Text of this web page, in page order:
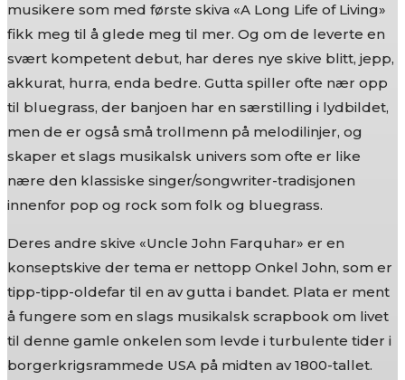
musikere som med første skiva «A Long Life of Living»
fikk meg til å glede meg til mer. Og om de leverte en
svært kompetent debut, har deres nye skive blitt, jepp,
akkurat, hurra, enda bedre. Gutta spiller ofte nær opp
til bluegrass, der banjoen har en særstilling i lydbildet,
men de er også små trollmenn på melodilinjer, og
skaper et slags musikalsk univers som ofte er like
nære den klassiske singer/songwriter-tradisjonen
innenfor pop og rock som folk og bluegrass.
Deres andre skive «Uncle John Farquhar» er en
konseptskive der tema er nettopp Onkel John, som er
tipp-tipp-oldefar til en av gutta i bandet. Plata er ment
å fungere som en slags musikalsk scrapbook om livet
til denne gamle onkelen som levde i turbulente tider i
borgerkrigsrammede USA på midten av 1800-tallet.